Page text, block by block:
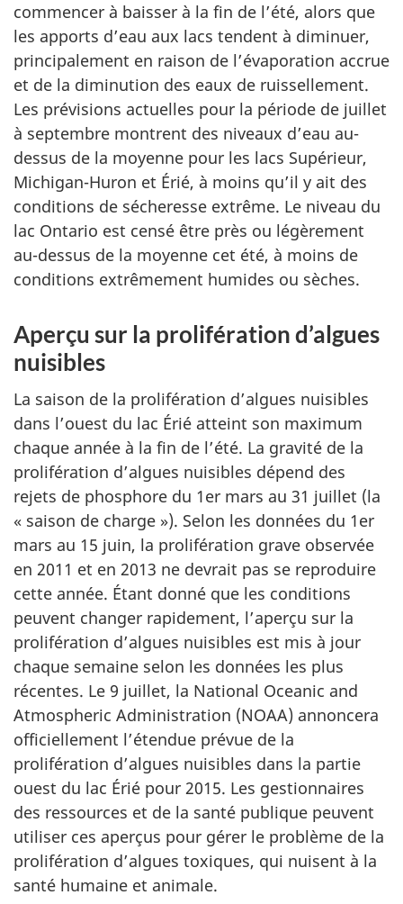
commencer à baisser à la fin de l’été, alors que
les apports d’eau aux lacs tendent à diminuer,
principalement en raison de l’évaporation accrue
et de la diminution des eaux de ruissellement.
Les prévisions actuelles pour la période de juillet
à septembre montrent des niveaux d’eau au-
dessus de la moyenne pour les lacs Supérieur,
Michigan-Huron et Érié, à moins qu’il y ait des
conditions de sécheresse extrême. Le niveau du
lac Ontario est censé être près ou légèrement
au-dessus de la moyenne cet été, à moins de
conditions extrêmement humides ou sèches.
Aperçu sur la prolifération d’algues
nuisibles
La saison de la prolifération d’algues nuisibles
dans l’ouest du lac Érié atteint son maximum
chaque année à la fin de l’été. La gravité de la
prolifération d’algues nuisibles dépend des
rejets de phosphore du 1er mars au 31 juillet (la
« saison de charge »). Selon les données du 1er
mars au 15 juin, la prolifération grave observée
en 2011 et en 2013 ne devrait pas se reproduire
cette année. Étant donné que les conditions
peuvent changer rapidement, l’aperçu sur la
prolifération d’algues nuisibles est mis à jour
chaque semaine selon les données les plus
récentes. Le 9 juillet, la National Oceanic and
Atmospheric Administration (NOAA) annoncera
officiellement l’étendue prévue de la
prolifération d’algues nuisibles dans la partie
ouest du lac Érié pour 2015. Les gestionnaires
des ressources et de la santé publique peuvent
utiliser ces aperçus pour gérer le problème de la
prolifération d’algues toxiques, qui nuisent à la
santé humaine et animale.